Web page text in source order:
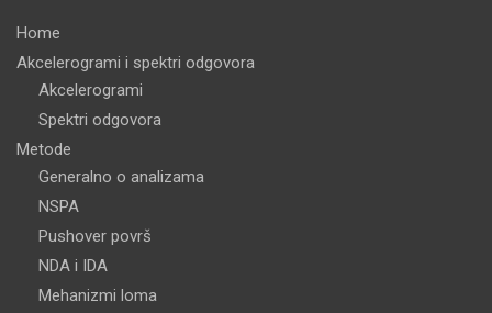
Home
Akcelerogrami i spektri odgovora
Akcelerogrami
Spektri odgovora
Metode
Generalno o analizama
NSPA
Pushover površ
NDA i IDA
Mehanizmi loma